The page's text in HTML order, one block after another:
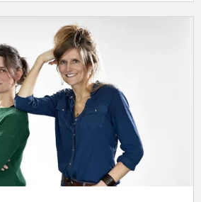
Journalisme Agricole et
catégorie audiovisuelle a été
2025 à
Mariam El Kurdi
en Champagne, dans l’envers du